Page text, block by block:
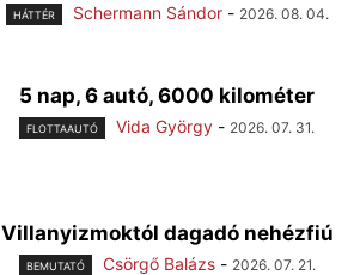
HÁTTÉR Schermann Sándor - 2026. 08. 04.
5 nap, 6 autó, 6000 kilométer
FLOTTAAUTÓ Vida György - 2026. 07. 31.
Villanyizmoktól dagadó nehézfiú
BEMUTATÓ Csörgő Balázs - 2026. 07. 21.